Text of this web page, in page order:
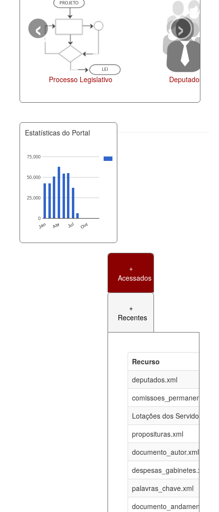
Processo Legislativo Deputados
‹ ›
Estatísticas do Portal
Jan Abr Jul Out
0
25,000
50,000
75,000
+
Acessados
+
Recentes
Recurso
deputados.xml
Lotações dos Servidores
proposituras.xml
documento_autor.xml
despesas_gabinetes.xml
palavras_chave.xml
documento_andamento.xml
documento_andamento_atual.xml
08-08-
funcionarios_lotacoes.xml
funcionarios_cargos.xml 12-05-
08-08-